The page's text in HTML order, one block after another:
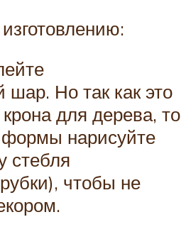
шар. Но так как это
для дерева, то
нарисуйте
стебля
чтобы не